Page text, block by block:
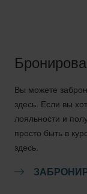
Вы можете
здесь. Если вы
лояльности и
просто быть в
здесь.